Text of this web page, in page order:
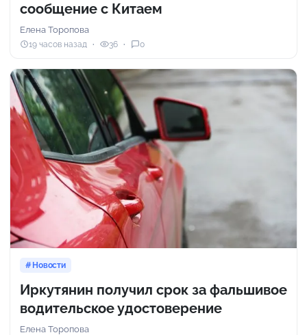
сообщение с Китаем
Елена Торопова
19 часов назад 36 0
Новости
Иркутянин получил срок за фальшивое
водительское удостоверение
Елена Торопова